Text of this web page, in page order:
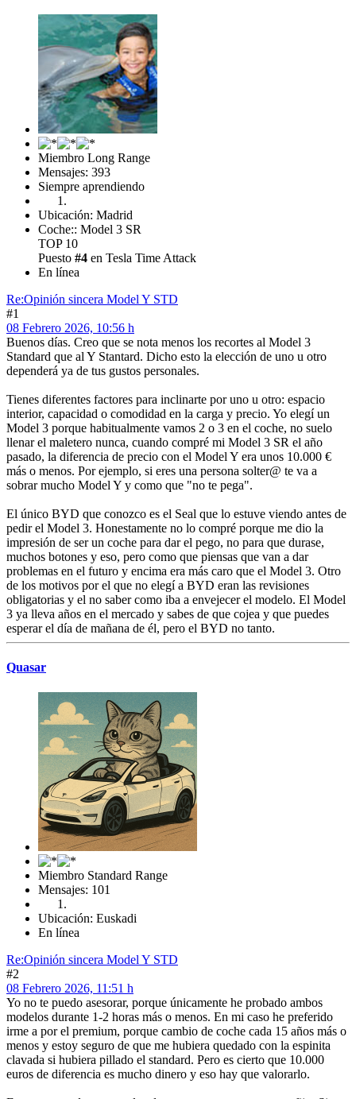
Miembro Long Range
Mensajes: 393
Siempre aprendiendo
Ubicación: Madrid
Coche:: Model 3 SR
TOP 10
Puesto #4 en Tesla Time Attack
En línea
Re:Opinión sincera Model Y STD
#1
08 Febrero 2026, 10:56 h
Buenos días. Creo que se nota menos los recortes al Model 3
Standard que al Y Stantard. Dicho esto la elección de uno u otro
dependerá ya de tus gustos personales.
Tienes diferentes factores para inclinarte por uno u otro: espacio
interior, capacidad o comodidad en la carga y precio. Yo elegí un
Model 3 porque habitualmente vamos 2 o 3 en el coche, no suelo
llenar el maletero nunca, cuando compré mi Model 3 SR el año
pasado, la diferencia de precio con el Model Y era unos 10.000 €
más o menos. Por ejemplo, si eres una persona solter@ te va a
sobrar mucho Model Y y como que "no te pega".
El único BYD que conozco es el Seal que lo estuve viendo antes de
pedir el Model 3. Honestamente no lo compré porque me dio la
impresión de ser un coche para dar el pego, no para que durase,
muchos botones y eso, pero como que piensas que van a dar
problemas en el futuro y encima era más caro que el Model 3. Otro
de los motivos por el que no elegí a BYD eran las revisiones
obligatorias y el no saber como iba a envejecer el modelo. El Model
3 ya lleva años en el mercado y sabes de que cojea y que puedes
esperar el día de mañana de él, pero el BYD no tanto.
Quasar
Miembro Standard Range
Mensajes: 101
Ubicación: Euskadi
En línea
Re:Opinión sincera Model Y STD
#2
08 Febrero 2026, 11:51 h
Yo no te puedo asesorar, porque únicamente he probado ambos
modelos durante 1-2 horas más o menos. En mi caso he preferido
irme a por el premium, porque cambio de coche cada 15 años más o
menos y estoy seguro de que me hubiera quedado con la espinita
clavada si hubiera pillado el standard. Pero es cierto que 10.000
euros de diferencia es mucho dinero y eso hay que valorarlo.